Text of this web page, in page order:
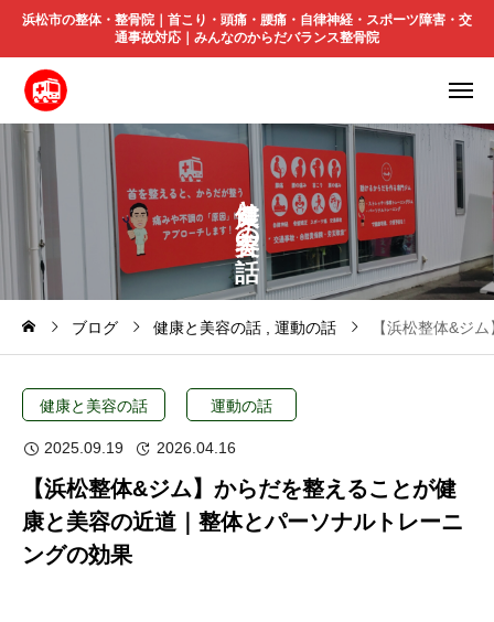
浜松市の整体・整骨院｜首こり・頭痛・腰痛・自律神経・スポーツ障害・交
通事故対応｜みんなのからだバランス整骨院
と
の
ブログ 健康と美容の話 運動の話 【浜松整体&ジ
健康と美容の話 運動の話
2025.09.19 2026.04.16
【浜松整体&ジム】からだを整えることが健
康と美容の近道｜整体とパーソナルトレーニ
ングの効果